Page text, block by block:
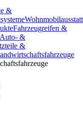
&
Fahrzeugreifen &
Auto- &
&